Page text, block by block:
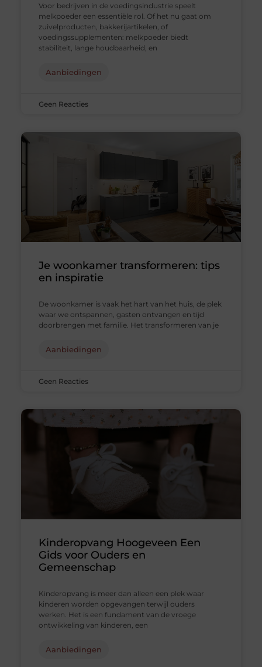
Voor bedrijven in de voedingsindustrie speelt
melkpoeder een essentiële rol. Of het nu gaat om
zuivelproducten, bakkerijartikelen, of
voedingssupplementen: melkpoeder biedt
stabiliteit, lange houdbaarheid, en
Aanbiedingen
Geen Reacties
Je woonkamer transformeren: tips
en inspiratie
De woonkamer is vaak het hart van het huis, de plek
waar we ontspannen, gasten ontvangen en tijd
doorbrengen met familie. Het transformeren van je
Aanbiedingen
Geen Reacties
Kinderopvang Hoogeveen Een
Gids voor Ouders en
Gemeenschap
Kinderopvang is meer dan alleen een plek waar
kinderen worden opgevangen terwijl ouders
werken. Het is een fundament van de vroege
ontwikkeling van kinderen, een
Aanbiedingen